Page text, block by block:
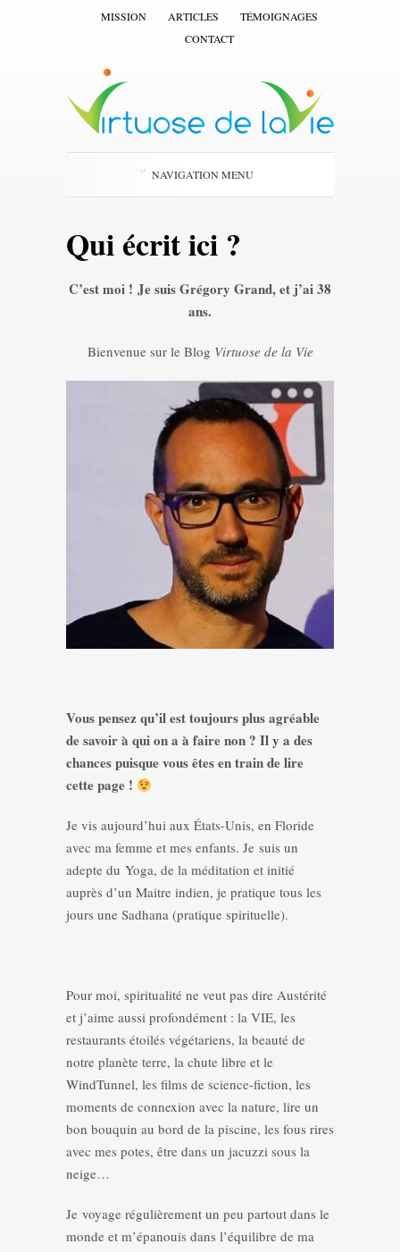
MISSION ARTICLES
TÉMOIGNAGES
CONTACT
NAVIGATION MENU
Qui écrit ici ?
C’est moi ! Je suis Grégory Grand, et j’ai 38
ans.
Bienvenue sur le Blog Virtuose de la Vie
Vous pensez qu’il est toujours plus agréable
de savoir à qui on a à faire non ? Il y a des
chances puisque vous êtes en train de lire
cette page !
Je vis aujourd’hui aux États-Unis, en Floride
avec ma femme et mes enfants. Je suis un
adepte du Yoga, de la méditation et initié
auprès d’un Maitre indien, je pratique tous les
jours une Sadhana (pratique spirituelle).
Pour moi, spiritualité ne veut pas dire Austérité
et j’aime aussi profondément : la VIE, les
restaurants étoilés végétariens, la beauté de
notre planète terre, la chute libre et le
WindTunnel, les films de science-fiction, les
moments de connexion avec la nature, lire un
bon bouquin au bord de la piscine, les fous rires
avec mes potes, être dans un jacuzzi sous la
neige…
Je voyage régulièrement un peu partout dans le
monde et m’épanouis dans l’équilibre de ma